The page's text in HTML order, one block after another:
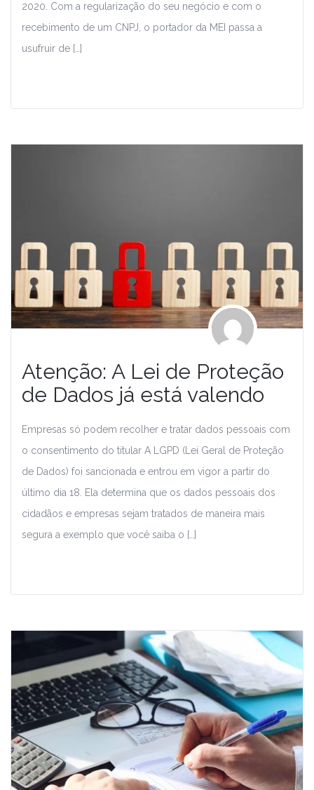
2020. Com a regularização do seu negócio e com o
recebimento de um CNPJ, o portador da MEI passa a
usufruir de […]
Atenção: A Lei de Proteção
de Dados já está valendo
Empresas só podem recolher e tratar dados pessoais com
o consentimento do titular A LGPD (Lei Geral de Proteção
de Dados) foi sancionada e entrou em vigor a partir do
último dia 18. Ela determina que os dados pessoais dos
cidadãos e empresas sejam tratados de maneira mais
segura a exemplo que você saiba o […]